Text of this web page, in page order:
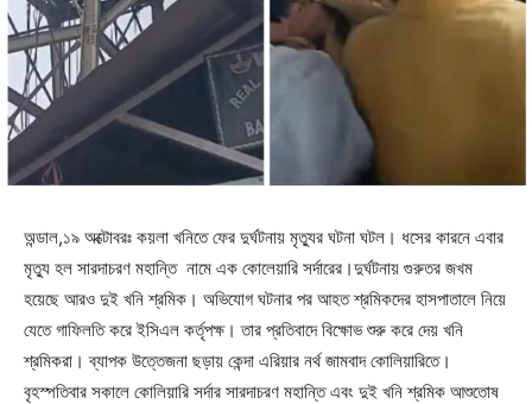
অন্ডাল,১৯ অক্টোবরঃ কয়লা খনিতে ফের দুর্ঘটনায় মৃত্যুর ঘটনা ঘটল। ধসের কারনে এবার
মৃত্যু হল সারদাচরণ মহান্তি নামে এক কোলেয়ারি সর্দারের।দুর্ঘটনায় গুরুতর জখম
হয়েছে আরও দুই খনি শ্রমিক। অভিযোগ ঘটনার পর আহত শ্রমিকদের হাসপাতালে নিয়ে
যেতে গাফিলতি করে ইসিএল কর্তৃপক্ষ। তার প্রতিবাদে বিক্ষোভ শুরু করে দেয় খনি
শ্রমিকরা। ব্যাপক উত্তেজনা ছড়ায় কেন্দা এরিয়ার নর্থ জামবাদ কোলিয়ারিতে।
বৃহস্পতিবার সকালে কোলিয়ারি সর্দার সারদাচরণ মহান্তি এবং দুই খনি শ্রমিক আশুতোষ